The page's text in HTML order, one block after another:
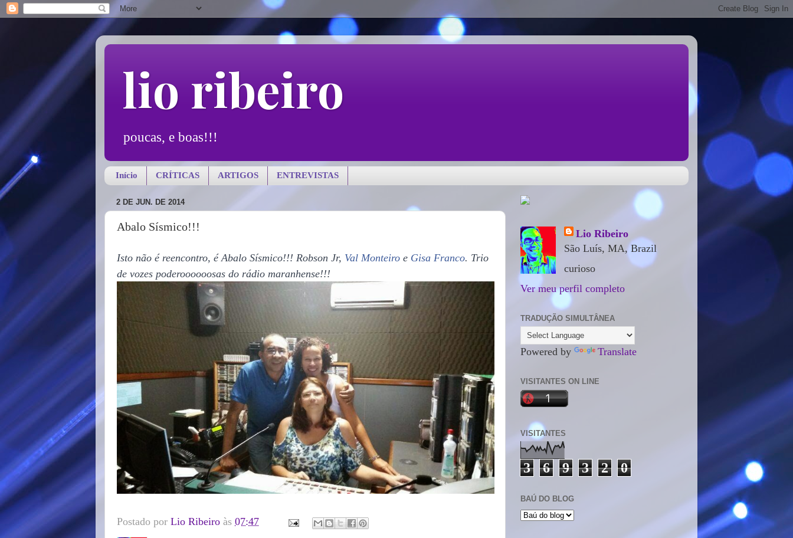
lio ribeiro
poucas, e boas!!!
Início CRÍTICAS ARTIGOS ENTREVISTAS
2 DE JUN. DE 2014
Abalo Sísmico!!!
Isto não é reencontro, é Abalo Sísmico!!! Robson Jr, Val Monteiro e Gisa Franco. Trio
de vozes poderoooooosas do rádio maranhense!!!
Postado por Lio Ribeiro às 07:47
Lio Ribeiro
São Luís, MA, Brazil
curioso
Ver meu perfil completo
TRADUÇÃO SIMULTÂNEA
Powered by Translate
VISITANTES ON LINE
VISITANTES
3 6 9 3 2 0
BAÚ DO BLOG